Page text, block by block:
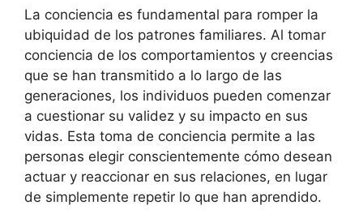
La conciencia es fundamental para romper la
ubiquidad de los patrones familiares. Al tomar
conciencia de los comportamientos y creencias
que se han transmitido a lo largo de las
generaciones, los individuos pueden comenzar
a cuestionar su validez y su impacto en sus
vidas. Esta toma de conciencia permite a las
personas elegir conscientemente cómo desean
actuar y reaccionar en sus relaciones, en lugar
de simplemente repetir lo que han aprendido.